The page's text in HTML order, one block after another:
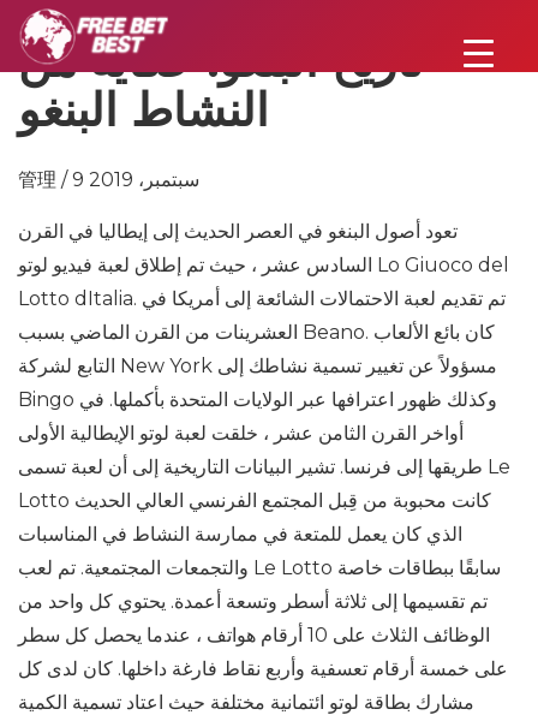
تاريخ البنغو: حكاية من
النشاط البنغو
管理 / 9 سبتمبر، 2019
تعود أصول البنغو في العصر الحديث إلى إيطاليا في القرن
السادس عشر ، حيث تم إطلاق لعبة فيديو لوتو Lo Giuoco del
Lotto dItalia. تم تقديم لعبة الاحتمالات الشائعة إلى أمريكا في
العشرينات من القرن الماضي بسبب Beano. كان بائع الألعاب
التابع لشركة New York مسؤولاً عن تغيير تسمية نشاطك إلى
Bingo وكذلك ظهور اعترافها عبر الولايات المتحدة بأكملها. في
أواخر القرن الثامن عشر ، خلقت لعبة لوتو الإيطالية الأولى
طريقها إلى فرنسا. تشير البيانات التاريخية إلى أن لعبة تسمى Le
Lotto كانت محبوبة من قِبل المجتمع الفرنسي العالي الحديث
الذي كان يعمل للمتعة في ممارسة النشاط في المناسبات
والتجمعات المجتمعية. تم لعب Le Lotto سابقًا ببطاقات خاصة
تم تقسيمها إلى ثلاثة أسطر وتسعة أعمدة. يحتوي كل واحد من
الوظائف الثلاث على 10 أرقام هواتف ، عندما يحصل كل سطر
على خمسة أرقام تعسفية وأربع نقاط فارغة داخلها. كان لدى كل
مشارك بطاقة لوتو ائتمانية مختلفة حيث اعتاد تسمية الكمية